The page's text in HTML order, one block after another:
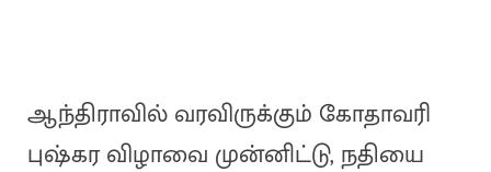
ஆந்திராவில் வரவிருக்கும் கோதாவரி
புஷ்கர விழாவை முன்னிட்டு, நதியை